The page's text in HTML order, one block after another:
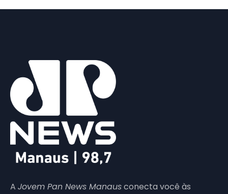
A Jovem Pan News Manausconecta você às